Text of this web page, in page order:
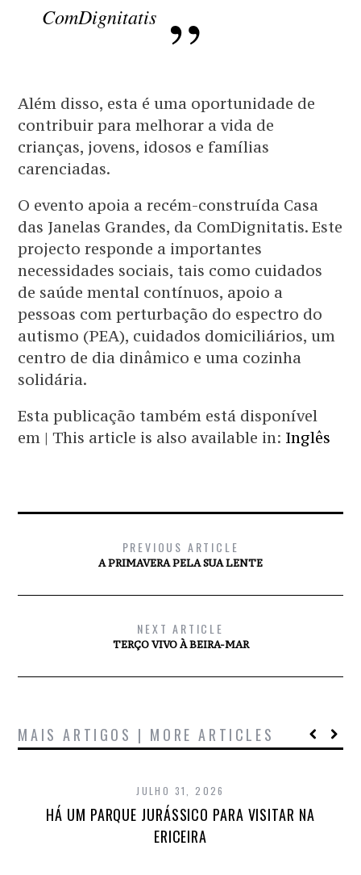
ComDignitatis
Além disso, esta é uma oportunidade de
contribuir para melhorar a vida de
crianças, jovens, idosos e famílias
carenciadas.
O evento apoia a recém-construída Casa
das Janelas Grandes, da ComDignitatis. Este
projecto responde a importantes
necessidades sociais, tais como cuidados
de saúde mental contínuos, apoio a
pessoas com perturbação do espectro do
autismo (PEA), cuidados domiciliários, um
centro de dia dinâmico e uma cozinha
solidária.
Esta publicação também está disponível
em | This article is also available in: Inglês
PREVIOUS ARTICLE
A PRIMAVERA PELA SUA LENTE
NEXT ARTICLE
TERÇO VIVO À BEIRA-MAR
MAIS ARTIGOS | MORE ARTICLES
JULHO 31, 2026
HÁ UM PARQUE JURÁSSICO PARA VISITAR NA
ERICEIRA